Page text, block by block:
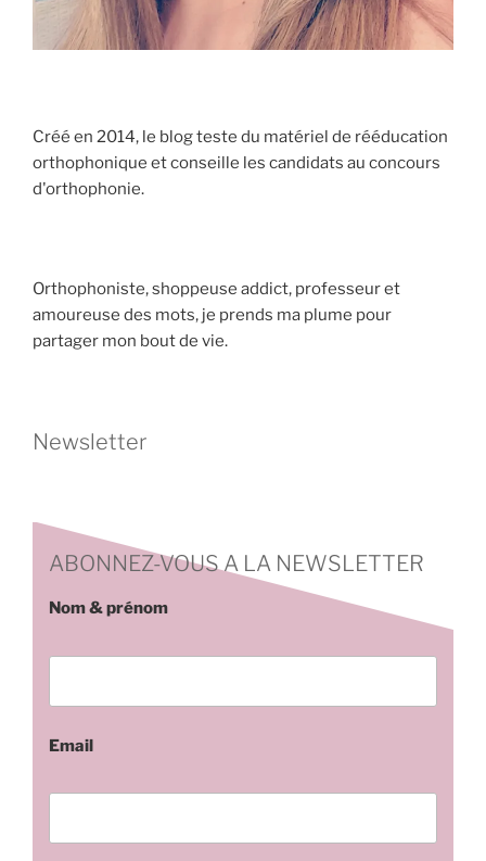
Créé en 2014, le blog teste du matériel de rééducation
orthophonique et conseille les candidats au concours
d'orthophonie.
Orthophoniste, shoppeuse addict, professeur et
amoureuse des mots, je prends ma plume pour
partager mon bout de vie.
Newsletter
ABONNEZ-VOUS A LA NEWSLETTER
Nom & prénom
Email